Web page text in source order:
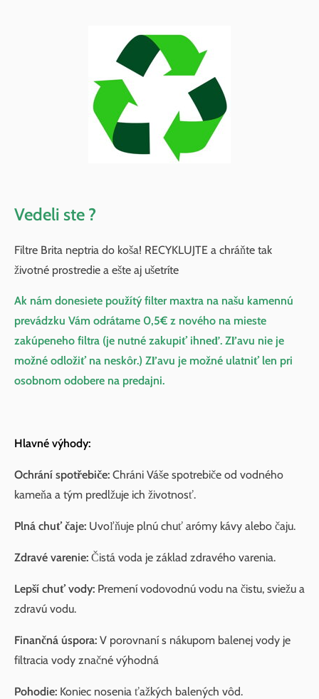
Vedeli ste ?
Filtre Brita neptria do koša! RECYKLUJTE a chráňte tak
životné prostredie a ešte aj ušetríte
Ak nám donesiete použítý filter maxtra na našu kamennú
prevádzku Vám odrátame 0,5€ z nového na mieste
zakúpeneho filtra (je nutné zakupiť ihneď. Zľavu nie je
možné odložiť na neskôr.) Zľavu je možné ulatniť len pri
osobnom odobere na predajni.
Hlavné výhody:
Ochrání spotřebiče: Chráni Váše spotrebiče od vodného
kameňa a tým predlžuje ich životnosť.
Plná chuť čaje: Uvoľňuje plnú chuť arómy kávy alebo čaju.
Zdravé varenie: Čistá voda je základ zdravého varenia.
Lepší chuť vody: Premení vodovodnú vodu na čistu, sviežu a
zdravú vodu.
Finančná úspora: V porovnaní s nákupom balenej vody je
filtracia vody značné výhodná
Pohodie: Koniec nosenia ťažkých balených vôd.